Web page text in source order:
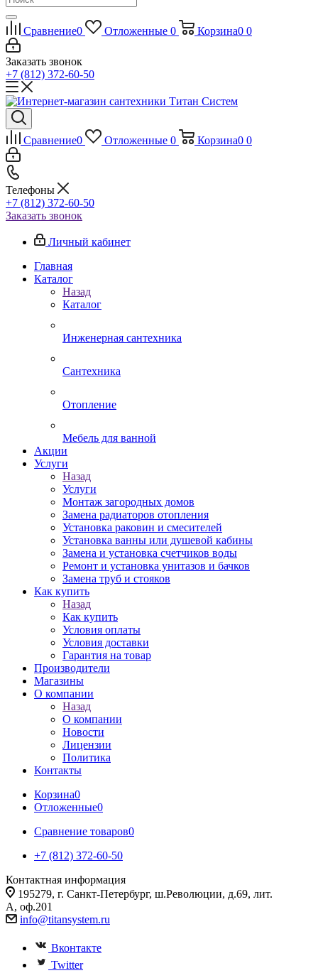
Сравнение0 Отложенные 0 Корзина0 0
Заказать звонок
+7 (812) 372-60-50
Сравнение0 Отложенные 0 Корзина0 0
Телефоны
+7 (812) 372-60-50
Заказать звонок
Личный кабинет
Главная
Каталог
Назад
Каталог
Инженерная сантехника
Сантехника
Отопление
Мебель для ванной
Акции
Услуги
Назад
Услуги
Монтаж загородных домов
Замена радиаторов отопления
Установка раковин и смесителей
Установка ванны или душевой кабины
Замена и установка счетчиков воды
Ремонт и установка унитазов и бачков
Замена труб и стояков
Как купить
Назад
Как купить
Условия оплаты
Условия доставки
Гарантия на товар
Производители
Магазины
О компании
Назад
О компании
Новости
Лицензии
Политика
Контакты
Корзина0
Отложенные0
Сравнение товаров0
+7 (812) 372-60-50
Контактная информация
195279, г. Санкт-Петербург, ш.Революции, д.69, лит.
А, оф.201
info@titansystem.ru
Вконтакте
Twitter